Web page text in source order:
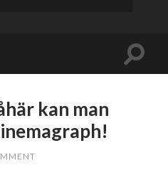
kan man